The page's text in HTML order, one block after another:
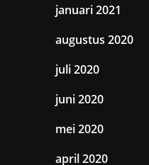
januari 2021
augustus 2020
juli 2020
juni 2020
mei 2020
april 2020